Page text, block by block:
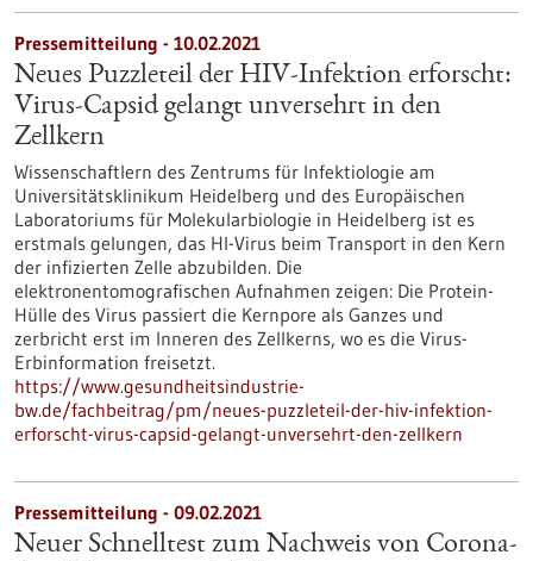
Pressemitteilung - 10.02.2021
Neues Puzzleteil der HIV-Infektion erforscht:
Virus-Capsid gelangt unversehrt in den
Zellkern
Wissenschaftlern des Zentrums für Infektiologie am
Universitätsklinikum Heidelberg und des Europäischen
Laboratoriums für Molekularbiologie in Heidelberg ist es
erstmals gelungen, das HI-Virus beim Transport in den Kern
der infizierten Zelle abzubilden. Die
elektronentomografischen Aufnahmen zeigen: Die Protein-
Hülle des Virus passiert die Kernpore als Ganzes und
zerbricht erst im Inneren des Zellkerns, wo es die Virus-
Erbinformation freisetzt.
https://www.gesundheitsindustrie-
bw.de/fachbeitrag/pm/neues-puzzleteil-der-hiv-infektion-
erforscht-virus-capsid-gelangt-unversehrt-den-zellkern
Pressemitteilung - 09.02.2021
Neuer Schnelltest zum Nachweis von Corona-